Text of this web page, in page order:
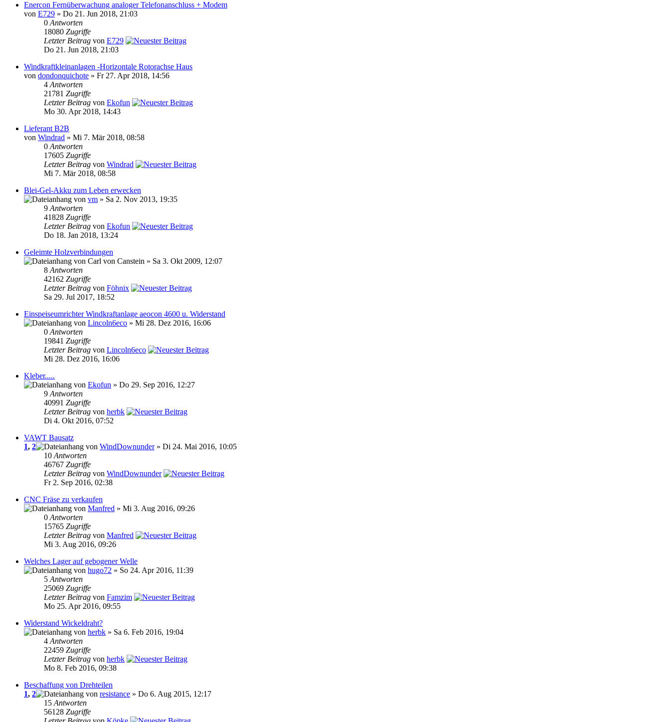
Enercon Fernüberwachung analoger Telefonanschluss + Modem
von E729 » Do 21. Jun 2018, 21:03
0 Antworten
18080 Zugriffe
Letzter Beitrag von E729
Do 21. Jun 2018, 21:03
Windkraftkleinanlagen -Horizontale Rotorachse Haus
von dondonquichote » Fr 27. Apr 2018, 14:56
4 Antworten
21781 Zugriffe
Letzter Beitrag von Ekofun
Mo 30. Apr 2018, 14:43
Lieferant B2B
von Windrad » Mi 7. Mär 2018, 08:58
0 Antworten
17605 Zugriffe
Letzter Beitrag von Windrad
Mi 7. Mär 2018, 08:58
Blei-Gel-Akku zum Leben erwecken
von vm » Sa 2. Nov 2013, 19:35
9 Antworten
41828 Zugriffe
Letzter Beitrag von Ekofun
Do 18. Jan 2018, 13:24
Geleimte Holzverbindungen
von Carl von Canstein » Sa 3. Okt 2009, 12:07
8 Antworten
42162 Zugriffe
Letzter Beitrag von Föhnix
Sa 29. Jul 2017, 18:52
Einspeiseumrichter Windkraftanlage aeocon 4600 u. Widerstand
von Lincoln6eco » Mi 28. Dez 2016, 16:06
0 Antworten
19841 Zugriffe
Letzter Beitrag von Lincoln6eco
Mi 28. Dez 2016, 16:06
Kleber.....
von Ekofun » Do 29. Sep 2016, 12:27
9 Antworten
40991 Zugriffe
Letzter Beitrag von herbk
Di 4. Okt 2016, 07:52
VAWT Bausatz
1, 2 von WindDownunder» Di 24. Mai 2016, 10:05
10 Antworten
46767 Zugriffe
Letzter Beitrag von WindDownunder
Fr 2. Sep 2016, 02:38
CNC Fräse zu verkaufen
von Manfred » Mi 3. Aug 2016, 09:26
0 Antworten
15765 Zugriffe
Letzter Beitrag von Manfred
Mi 3. Aug 2016, 09:26
Welches Lager auf gebogener Welle
von hugo72 » So 24. Apr 2016, 11:39
5 Antworten
25069 Zugriffe
Letzter Beitrag von Famzim
Mo 25. Apr 2016, 09:55
Widerstand Wickeldraht?
von herbk » Sa 6. Feb 2016, 19:04
4 Antworten
22459 Zugriffe
Letzter Beitrag von herbk
Mo 8. Feb 2016, 09:38
Beschaffung von Drehteilen
1, 2 von resistance » Do 6. Aug 2015, 12:17
15 Antworten
56128 Zugriffe